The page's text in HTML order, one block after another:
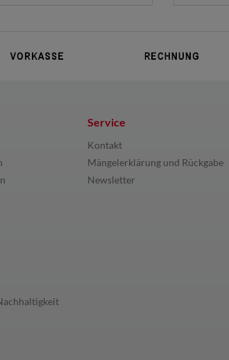
Service
Kontakt
Mängelerklärung und Rückgabe
Newsletter